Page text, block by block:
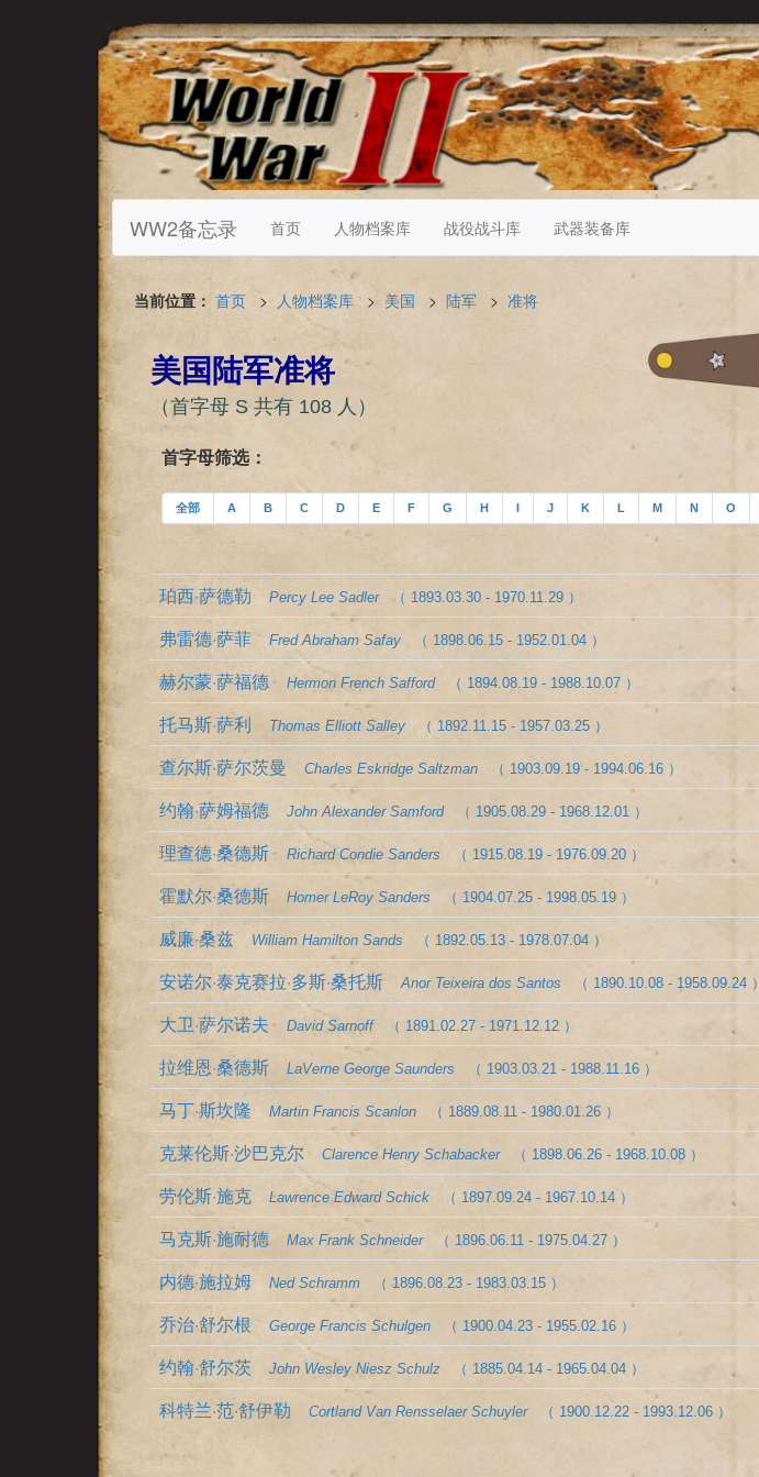
WW2备忘录 首页 人物档案库 战役战斗库 武器装备库
当前位置： 首页 > 人物档案库 > 美国 > 陆军 > 准将
美国陆军准将
（首字母 S 共有 108 人）
首字母筛选：
全部 A B C D E F G H I J K L M N O
珀西·萨德勒Percy Lee Sadler （ 1893.03.30 - 1970.11.29 ）
弗雷德·萨菲Fred Abraham Safay （ 1898.06.15 - 1952.01.04 ）
赫尔蒙·萨福德Hermon French Safford （ 1894.08.19 - 1988.10.07 ）
托马斯·萨利 Thomas Elliott Salley （ 1892.11.15 - 1957.03.25 ）
查尔斯·萨尔茨曼Charles Eskridge Saltzman （ 1903.09.19 - 1994.06.16 ）
约翰·萨姆福德John Alexander Samford （ 1905.08.29 - 1968.12.01 ）
理查德·桑德斯Richard Condie Sanders （ 1915.08.19 - 1976.09.20 ）
霍默尔·桑德斯Homer LeRoy Sanders （ 1904.07.25 - 1998.05.19 ）
威廉·桑兹 William Hamilton Sands （ 1892.05.13 - 1978.07.04 ）
安诺尔·泰克赛拉·多斯·桑托斯Anor Teixeira dos Santos （ 1890.10.08 - 1958.09.24 ）
大卫·萨尔诺夫David Sarnoff （ 1891.02.27 - 1971.12.12 ）
拉维恩·桑德斯LaVerne George Saunders （ 1903.03.21 - 1988.11.16 ）
马丁·斯坎隆Martin Francis Scanlon （ 1889.08.11 - 1980.01.26 ）
克莱伦斯·沙巴克尔Clarence Henry Schabacker （ 1898.06.26 - 1968.10.08 ）
劳伦斯·施克Lawrence Edward Schick （ 1897.09.24 - 1967.10.14 ）
马克斯·施耐德Max Frank Schneider （ 1896.06.11 - 1975.04.27 ）
内德·施拉姆Ned Schramm （ 1896.08.23 - 1983.03.15 ）
乔治·舒尔根George Francis Schulgen （ 1900.04.23 - 1955.02.16 ）
约翰·舒尔茨John Wesley Niesz Schulz （ 1885.04.14 - 1965.04.04 ）
科特兰·范·舒伊勒Cortland Van Rensselaer Schuyler （ 1900.12.22 - 1993.12.06 ）